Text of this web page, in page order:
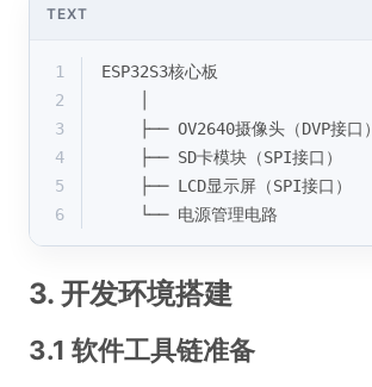
TEXT
1
ESP32S3核心板
2
3
    ├── OV2640摄像头（DVP接口）
4
    ├── SD卡模块（SPI接口）
5
    ├── LCD显示屏（SPI接口）
6
    └── 电源管理电路
3. 开发环境搭建
3.1 软件工具链准备